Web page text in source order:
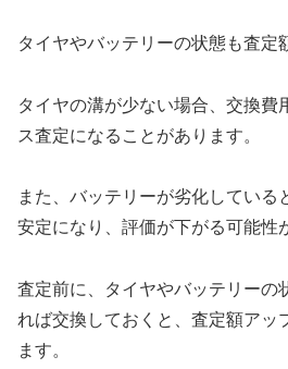
タイヤやバッテリーの状態も査定
タイヤの溝が少ない場合、交換費
ス査定になることがあります。
また、バッテリーが劣化している
安定になり、評価が下がる可能性
査定前に、タイヤやバッテリーの
れば交換しておくと、査定額アッ
ます。